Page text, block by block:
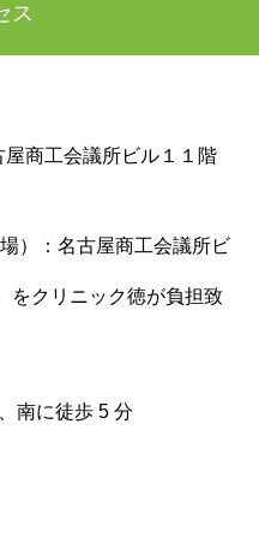
ス
商工会議所ビル１１階
）：名古屋商工会議所ビ
をクリニック徳が負担致
南に徒歩 5 分